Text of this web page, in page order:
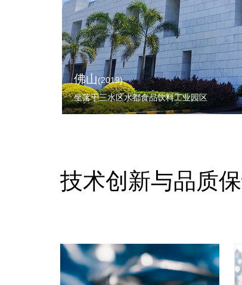
佛山(2019)
坐落于三水区水都食品饮料工业园区
技术创新与品质